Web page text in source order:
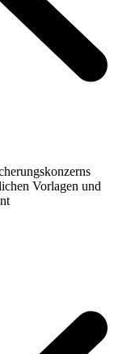
Vorlagen und